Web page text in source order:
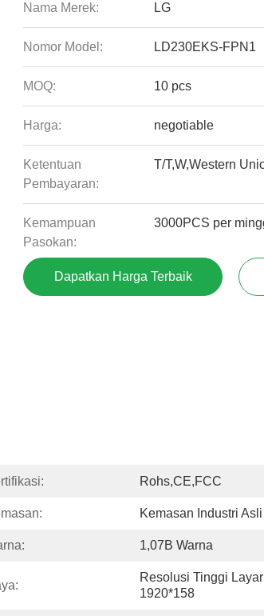
Nama Merek: LG
Nomor Model: LD230EKS-FPN1
MOQ: 10 pcs
Harga: negotiable
Ketentuan
Pembayaran:
T/T,W,Western
Kemampuan
Pasokan:
3000PCS per
Dapatkan Harga Terbaik
Rohs,CE,FCC
Kemasan Industri Asli
1,07B Warna
Resolusi Tinggi
1920*158